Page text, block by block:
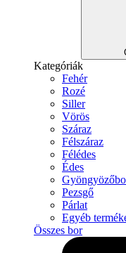
Kategóriák
Fehér
Rozé
Siller
Vörös
Száraz
Félszáraz
Félédes
Édes
Pezsgő
Párlat
Egyéb
Összes bor